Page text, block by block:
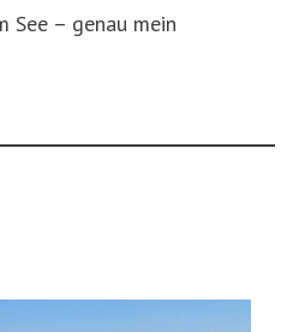
See – genau mein